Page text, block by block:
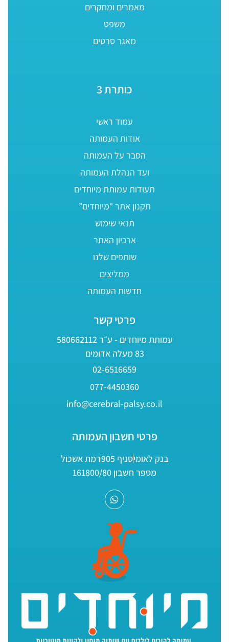
מאמרים ומחקרים
משפט
מאגר סרטים
כותרת 3
עמוד ראשי
אודות העמותה
הסבר על העמותה
ועד הנהלת העמותה
תעודות עמותת מיוחדים
תקנון אתר “מיוחדים”
תנאי שימוש
ארכיון האתר
שותפים שלנו
ממליצים
חדשות העמותה
פרטי קשר
עמותת מיוחדים - ע״ר 580662112
83 מעלה אדומים
02-6516659
077-4450360
info@cerebral-palsy.co.il
פרטי חשבון העמותה
בנק לאומיסניף 905
רמת אשכול
מספר חשבון 161800/80